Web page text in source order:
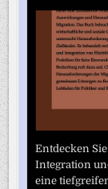
Entdecken
Integration
eine